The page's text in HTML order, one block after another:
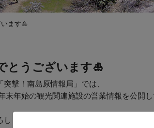
ます🎍
とうございます🎍
撃！南島原情報局」では、
末年始の観光関連施設の営業情報を公開し
くお願いします。